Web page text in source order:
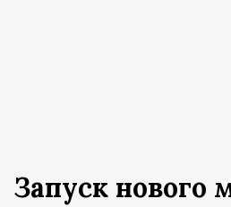
Запуск нового